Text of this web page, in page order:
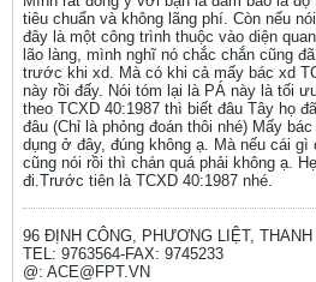
tiêu chuẩn và không lãng phí. Còn nếu
đây là một công trình thuộc vào diện
lão làng, mình nghĩ nó chắc chắn cũng
trước khi xd. Mà có khi cả mấy bác xd
này rồi đấy. Nói tóm lại là PÁ này là tối
theo TCXD 40:1987 thì biết đâu Tây họ
đâu (Chỉ là phỏng đoán thôi nhé) Mấy
dụng ở đây, đúng không ạ. Mà nếu cái
cũng nói rồi thì chán quá phải không ạ.
đi.Trước tiên là TCXD 40:1987 nhé.
96 ĐỊNH CÔNG, PHƯƠNG LIỆT, THANH
TEL: 9763564-FAX: 9745233
@: ACE@FPT.VN